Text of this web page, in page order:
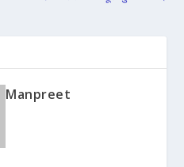
Manpreet